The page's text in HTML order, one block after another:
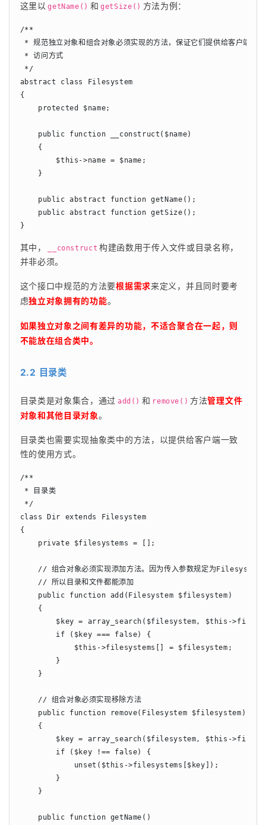
这里以 getName() 和 getSize() 方法为例：
/**
* 规范独立对象和组合对象必须实现的方法，保证它们提供给客户端统
* 访问方式
*/
abstract class Filesystem
{
    protected $name;
    public function __construct($name)
    {
        $this->name = $name;
    }
    public abstract function getName();
    public abstract function getSize();
}
其中， __construct 构建函数用于传入文件或目录名称，
并非必须。
这个接口中规范的方法要根据需求来定义，并且同时要考
虑独立对象拥有的功能。
如果独立对象之间有差异的功能，不适合聚合在一起，则
不能放在组合类中。
2.2 目录类
目录类是对象集合，通过 add() 和 remove() 方法管理文件
对象和其他目录对象。
目录类也需要实现抽象类中的方法，以提供给客户端一致
性的使用方式。
/**
* 目录类
*/
class Dir extends Filesystem
{
    private $filesystems = [];
// 组合对象必须实现添加方法。因为传入参数规定为Filesystem
    // 所以目录和文件都能添加
    public function add(Filesystem $filesystem)
    {
$key = array_search($filesystem, $this-
        if ($key === false) {
            $this->filesystems[] = $filesystem;
        }
    }
    // 组合对象必须实现移除方法
    public function remove(Filesystem $filesystem)
    {
$key = array_search($filesystem, $this-
        if ($key !== false) {
            unset($this->filesystems[$key]);
        }
    }
    public function getName()